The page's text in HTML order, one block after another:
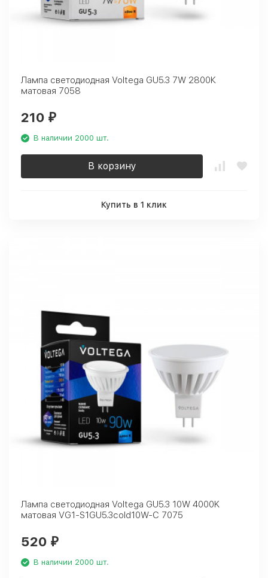
Лампа светодиодная Voltega GU5.3 7W 2800К
матовая 7058
210 ₽
В наличии 2000 шт.
В корзину
Купить в 1 клик
Лампа светодиодная Voltega GU5.3 10W 4000K
матовая VG1-S1GU5.3cold10W-C 7075
520 ₽
В наличии 2000 шт.